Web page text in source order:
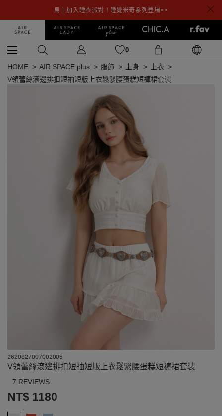
馬上加入睡衣派對！睡覺米奇系列登場>>
0
HOME AIR SPACE plus 服飾 上身
上衣
V領蕾絲滾邊排扣短袖短版上衣鬆緊腰蛋糕短褲裙套裝
2620827007002005
V領蕾絲滾邊排扣短袖短版上衣鬆緊腰蛋糕短褲裙套裝
7 REVIEWS
NT$ 1180